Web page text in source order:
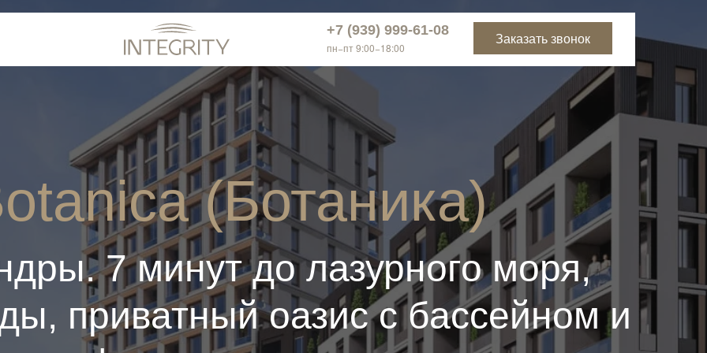
+7 (939) 999-61-08 Заказать звонок
+7 (939) 999-61-08
пн−пт 9:00−18:00
Заказать звонок
(Ботаника)
7 минут до лазурного моря,
приватный оазис с бассейном и